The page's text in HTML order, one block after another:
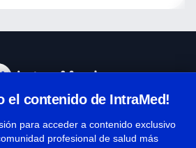
el contenido de IntraMed!
para acceder a contenido exclusivo
profesional de salud más